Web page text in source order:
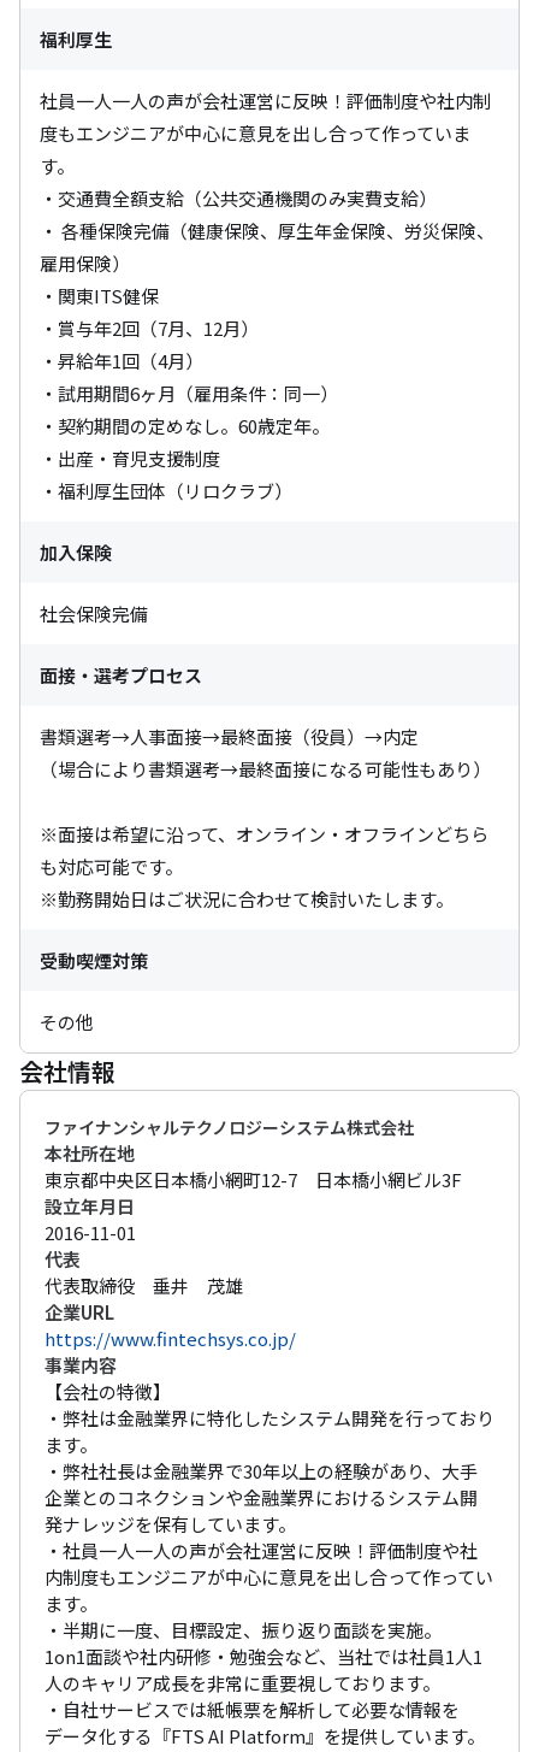
福利厚生
社員一人一人の声が会社運営に反映！評価制度や社内制
度もエンジニアが中心に意見を出し合って作っていま
す。
・交通費全額支給（公共交通機関のみ実費支給）
・ 各種保険完備（健康保険、厚生年金保険、労災保険、
雇用保険）
・関東ITS健保
・賞与年2回（7月、12月）
・昇給年1回（4月）
・試用期間6ヶ月（雇用条件：同一）
・契約期間の定めなし。60歳定年。
・出産・育児支援制度
・福利厚生団体（リロクラブ）
加入保険
社会保険完備
面接・選考プロセス
書類選考→人事面接→最終面接（役員）→内定
（場合により書類選考→最終面接になる可能性もあり）
※面接は希望に沿って、オンライン・オフラインどちら
も対応可能です。
※勤務開始日はご状況に合わせて検討いたします。
受動喫煙対策
その他
会社情報
ファイナンシャルテクノロジーシステム株式会社
本社所在地
東京都中央区日本橋小網町12-7　日本橋小網ビル3F
設立年月日
2016-11-01
代表
代表取締役　垂井　茂雄
企業URL
https://www.fintechsys.co.jp/
事業内容
【会社の特徴】
・弊社は金融業界に特化したシステム開発を行っており
ます。
・弊社社長は金融業界で30年以上の経験があり、大手
企業とのコネクションや金融業界におけるシステム開
発ナレッジを保有しています。
・社員一人一人の声が会社運営に反映！評価制度や社
内制度もエンジニアが中心に意見を出し合って作ってい
ます。
・半期に一度、目標設定、振り返り面談を実施。
1on1面談や社内研修・勉強会など、当社では社員1人1
人のキャリア成長を非常に重要視しております。
・自社サービスでは紙帳票を解析して必要な情報を
データ化する『FTS AI Platform』を提供しています。